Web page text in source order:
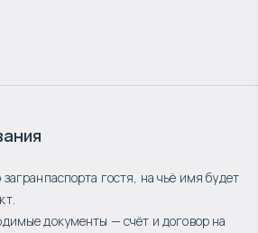
гостя, на чьё имя будет
документы — счёт и договор на